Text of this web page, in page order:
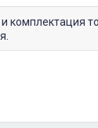
комплектация